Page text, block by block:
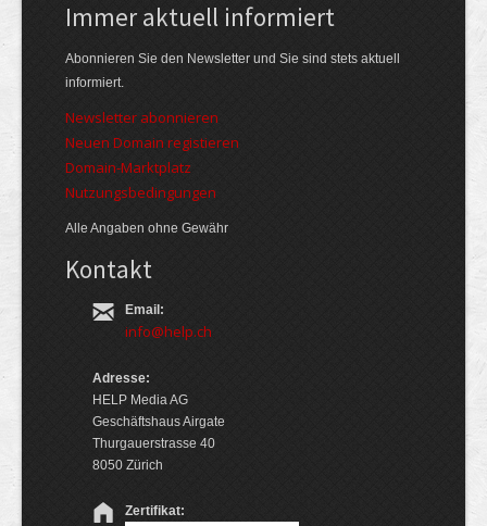
Immer aktuell informiert
Abonnieren Sie den Newsletter und Sie sind stets aktuell
informiert.
Newsletter abonnieren
Neuen Domain registieren
Domain-Marktplatz
Nutzungsbedingungen
Alle Angaben ohne Gewähr
Kontakt
Email:
info@help.ch
Adresse:
HELP Media AG
Geschäftshaus Airgate
Thurgauerstrasse 40
8050 Zürich
Zertifikat: